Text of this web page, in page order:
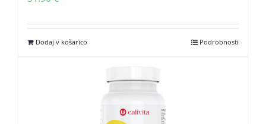
Dodaj v košarico Podrobnosti